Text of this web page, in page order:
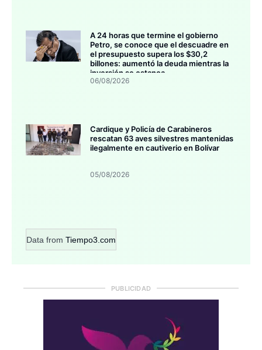
A 24 horas que termine el gobierno
Petro, se conoce que el descuadre en
el presupuesto supera los $30,2
billones: aumentó la deuda mientras la
inversión se estanca
06/08/2026
Cardique y Policía de Carabineros
rescatan 63 aves silvestres mantenidas
ilegalmente en cautiverio en Bolívar
05/08/2026
Data from Tiempo3.com
PUBLICIDAD